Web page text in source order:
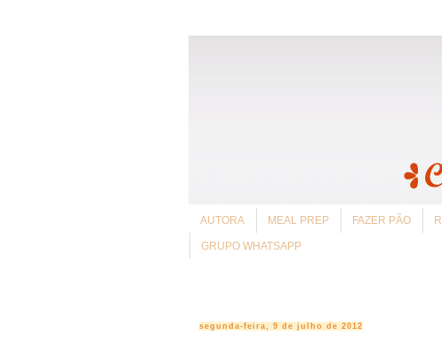
AUTORA MEAL PREP FAZER PÃO
GRUPO WHATSAPP
segunda-feira, 9 de julho de 2012